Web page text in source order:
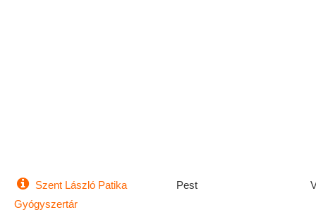
Szent László Patika
Gyógyszertár
Pest